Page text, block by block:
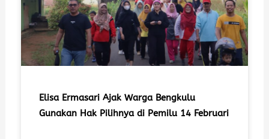
Elisa Ermasari Ajak Warga Bengkulu
Gunakan Hak Pilihnya di Pemilu 14 Februari